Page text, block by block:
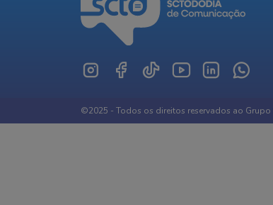
©2025 - Todos os direitos reservados ao Grupo